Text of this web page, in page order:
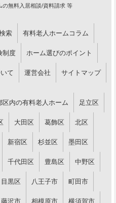
の無料入居相談/資料請求 等
索 有料老人ホームコラム
制度 ホーム選びのポイント
て 運営会社 サイトマップ
区内の有料老人ホーム 足立区
大田区 葛飾区 北区
新宿区 杉並区 墨田区
千代田区 豊島区 中野区
目黒区 八王子市 町田市
藤沢市 相模原市 横須賀市